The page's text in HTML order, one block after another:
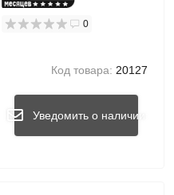
0
Код товара: 20127
Уведомить о наличии